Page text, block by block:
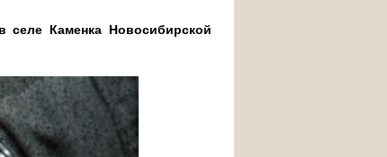
Каменка Новосибирской